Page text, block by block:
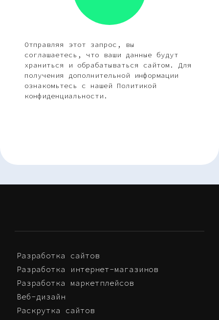
Отправляя этот запрос, вы
соглашаетесь, что ваши данные будут
храниться и обрабатываться сайтом. Для
получения дополнительной информации
ознакомьтесь с нашей Политикой
конфиденциальности.
Разработка сайтов
Разработка интернет-магазинов
Разработка маркетплейсов
Веб-дизайн
Раскрутка сайтов